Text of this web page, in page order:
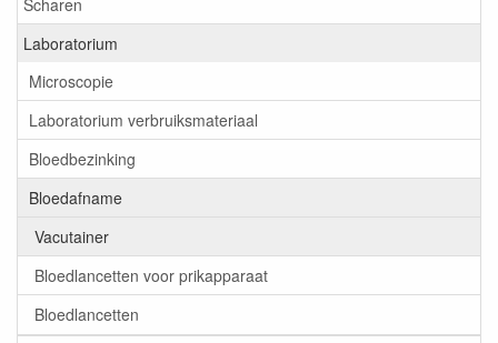
Scharen
Laboratorium
Microscopie
Laboratorium verbruiksmateriaal
Bloedbezinking
Bloedafname
Vacutainer
Bloedlancetten voor prikapparaat
Bloedlancetten